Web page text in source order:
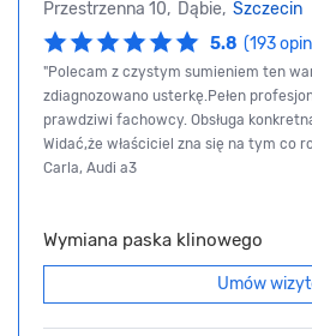
Przestrzenna 10, Dąbie, Szczecin
5.8 (193
"Polecam z czystym sumieniem ten
zdiagnozowano usterkę.Pełen
prawdziwi fachowcy. Obsługa
Widać,że właściciel zna się na tym co
Carla, Audi a3
Wymiana paska klinowego
Umów